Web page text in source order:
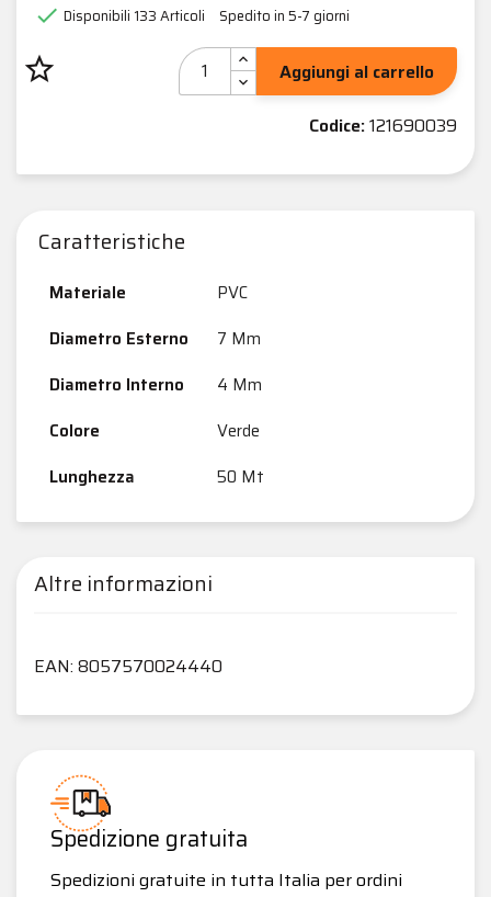
 Disponibili 133 Articoli Spedito in 5-7 giorni
star_border
Aggiungi al carrello
Codice:121690039
Caratteristiche
Materiale
PVC
Diametro Esterno
7 Mm
Diametro Interno
4 Mm
Colore
Verde
Lunghezza
50 Mt
Altre informazioni
EAN: 8057570024440
Spedizione gratuita
Spedizioni gratuite in tutta Italia per ordini